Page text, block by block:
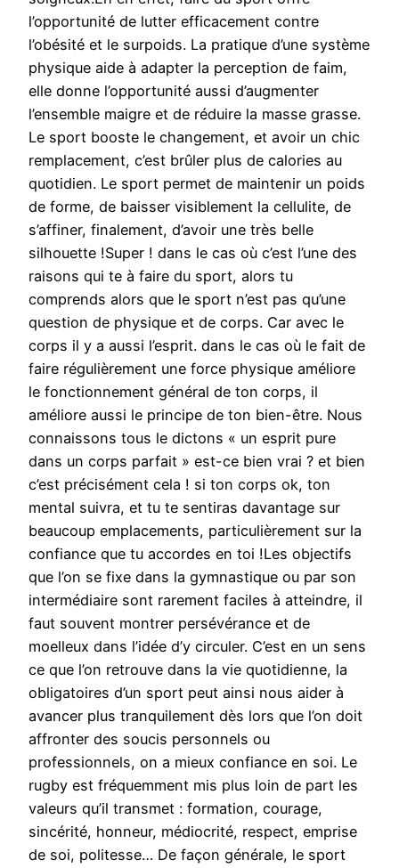
l’opportunité de lutter efficacement contre
l’obésité et le surpoids. La pratique d’une système
physique aide à adapter la perception de faim,
elle donne l’opportunité aussi d’augmenter
l’ensemble maigre et de réduire la masse grasse.
Le sport booste le changement, et avoir un chic
remplacement, c’est brûler plus de calories au
quotidien. Le sport permet de maintenir un poids
de forme, de baisser visiblement la cellulite, de
s’affiner, finalement, d’avoir une très belle
silhouette !Super ! dans le cas où c’est l’une des
raisons qui te à faire du sport, alors tu
comprends alors que le sport n’est pas qu’une
question de physique et de corps. Car avec le
corps il y a aussi l’esprit. dans le cas où le fait de
faire régulièrement une force physique améliore
le fonctionnement général de ton corps, il
améliore aussi le principe de ton bien-être. Nous
connaissons tous le dictons « un esprit pure
dans un corps parfait » est-ce bien vrai ? et bien
c’est précisément cela ! si ton corps ok, ton
mental suivra, et tu te sentiras davantage sur
beaucoup emplacements, particulièrement sur la
confiance que tu accordes en toi !Les objectifs
que l’on se fixe dans la gymnastique ou par son
intermédiaire sont rarement faciles à atteindre, il
faut souvent montrer persévérance et de
moelleux dans l’idée d’y circuler. C’est en un sens
ce que l’on retrouve dans la vie quotidienne, la
obligatoires d’un sport peut ainsi nous aider à
avancer plus tranquilement dès lors que l’on doit
affronter des soucis personnels ou
professionnels, on a mieux confiance en soi. Le
rugby est fréquemment mis plus loin de part les
valeurs qu’il transmet : formation, courage,
sincérité, honneur, médiocrité, respect, emprise
de soi, politesse… De façon générale, le sport